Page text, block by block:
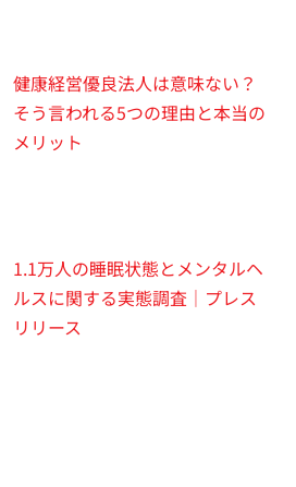
健康経営優良法人は意味ない？
そう言われる5つの理由と本当の
メリット
1.1万人の睡眠状態とメンタルヘ
ルスに関する実態調査｜プレス
リリース